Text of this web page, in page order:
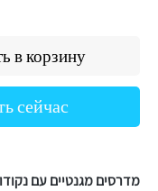
в корзину
сейчас
מדרסים מגנטיים עם